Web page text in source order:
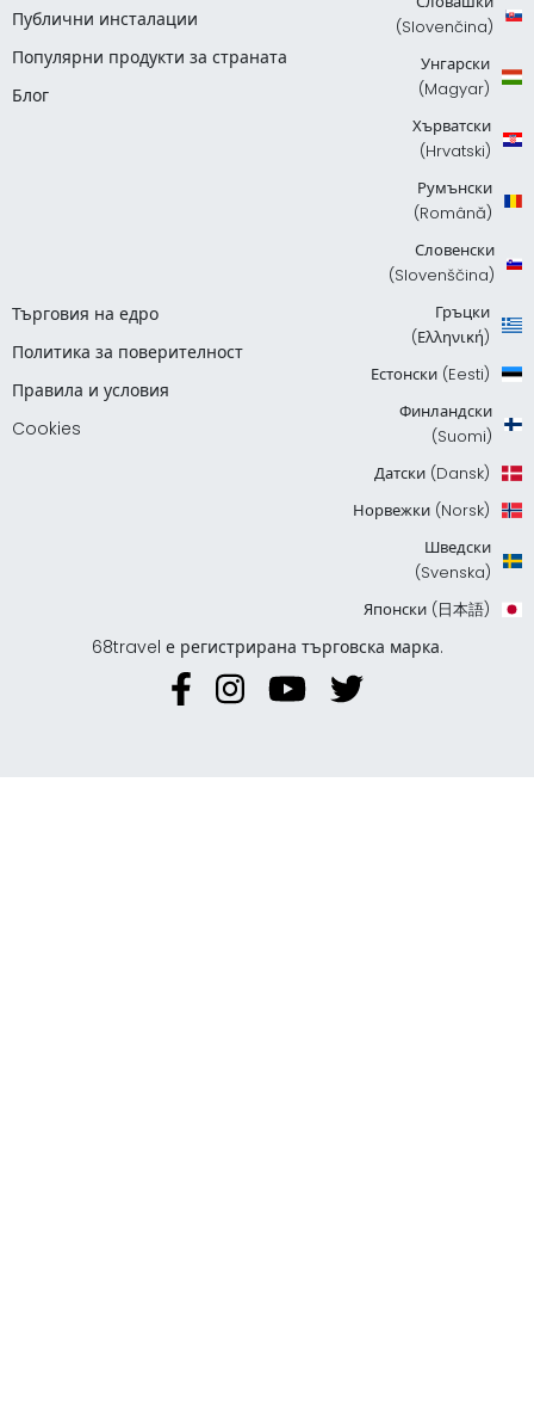
Публични инсталации
Популярни продукти за страната
Блог
Търговия на едро
Политика за поверителност
Правила и условия
Cookies
(Slovenčina)
Унгарски
(Magyar)
Хърватски
(Hrvatski)
Румънски
(Română)
Словенски
(Slovenščina)
Гръцки
(Ελληνική)
Естонски (Eesti)
Финландски
(Suomi)
Датски (Dansk)
Норвежки (Norsk)
Шведски
(Svenska)
Японски (日本語)
68travel е регистрирана търговска марка.